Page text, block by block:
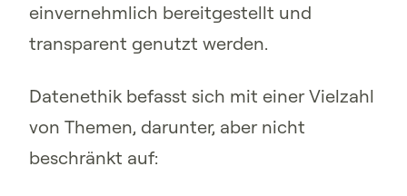
einvernehmlich bereitgestellt und
transparent genutzt werden.
Datenethik befasst sich mit einer Vielzahl
von Themen, darunter, aber nicht
beschränkt auf: